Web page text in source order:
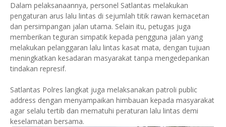
Dalam pelaksanaannya, personel Satlantas melakukan
pengaturan arus lalu lintas di sejumlah titik rawan kemacetan
dan persimpangan jalan utama. Selain itu, petugas juga
memberikan teguran simpatik kepada pengguna jalan yang
melakukan pelanggaran lalu lintas kasat mata, dengan tujuan
meningkatkan kesadaran masyarakat tanpa mengedepankan
tindakan represif.
Satlantas Polres langkat juga melaksanakan patroli public
address dengan menyampaikan himbauan kepada masyarakat
agar selalu tertib dan mematuhi peraturan lalu lintas demi
keselamatan bersama.